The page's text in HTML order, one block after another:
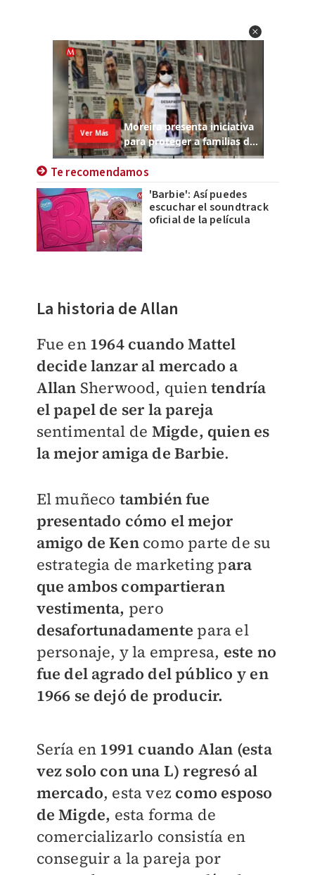
Te recomendamos
'Barbie': Así puedes
escuchar el soundtrack
oficial de la película
La historia de Allan
Fue en 1964 cuando Mattel
decide lanzar al mercado a
Allan Sherwood, quientendría
el papel de ser la pareja
sentimental de Migde, quien es
la mejor amiga de Barbie.
El muñeco también fue
presentado cómo el mejor
amigo de Kencomo parte de su
estrategia de marketing para
que ambos compartieran
vestimenta, pero
desafortunadamente para el
personaje, y la empresa, este no
fue del agrado del público y en
1966 se dejó de producir.
Sería en 1991 cuando Alan (esta
vez solo con una L) regresó al
mercado, esta vez como esposo
de Migde, esta forma de
comercializarlo consistía en
conseguir a la pareja por